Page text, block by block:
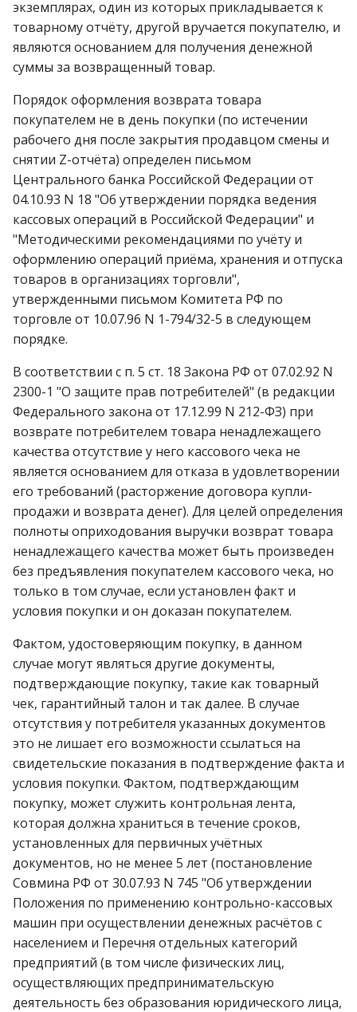
2023)
Реестр документов
Реестр документов
розничного склада
Реестр приходов от
поставщика
Реестр розничных цен
Справка о погрешности к
ТО
Статотчёт по группам
товара (Генератор)
Формы 7-МЗ, 11-МЗ
операции»
Модуль «Торговые
технологии»
Работа с остатками
Работа со сроками
Работа с фасовкой
товара
Справочники
Услуги
Учет кассовых операций
Экспорт-импорт
данных
экземплярах, один из которых прикладывается к
товарному отчёту, другой вручается покупателю, и
являются основанием для получения денежной
суммы за возвращенный товар.
Порядок оформления возврата товара
покупателем не в день покупки (по истечении
рабочего дня после закрытия продавцом смены и
снятии Z-отчёта) определен письмом
Центрального банка Российской Федерации от
04.10.93 N 18 "Об утверждении порядка ведения
кассовых операций в Российской Федерации" и
"Методическими рекомендациями по учёту и
оформлению операций приёма, хранения и отпуска
товаров в организациях торговли",
утвержденными письмом Комитета РФ по
торговле от 10.07.96 N 1-794/32-5 в следующем
порядке.
В соответствии с п. 5 ст. 18 Закона РФ от 07.02.92 N
2300-1 "О защите прав потребителей" (в редакции
Федерального закона от 17.12.99 N 212-ФЗ) при
возврате потребителем товара ненадлежащего
качества отсутствие у него кассового чека не
является основанием для отказа в удовлетворении
его требований (расторжение договора купли-
продажи и возврата денег). Для целей определения
полноты оприходования выручки возврат товара
ненадлежащего качества может быть произведен
без предъявления покупателем кассового чека, но
только в том случае, если установлен факт и
условия покупки и он доказан покупателем.
Фактом, удостоверяющим покупку, в данном
случае могут являться другие документы,
подтверждающие покупку, такие как товарный
чек, гарантийный талон и так далее. В случае
отсутствия у потребителя указанных документов
это не лишает его возможности ссылаться на
свидетельские показания в подтверждение факта и
условия покупки. Фактом, подтверждающим
покупку, может служить контрольная лента,
которая должна храниться в течение сроков,
установленных для первичных учётных
документов, но не менее 5 лет (постановление
Совмина РФ от 30.07.93 N 745 "Об утверждении
Положения по применению контрольно-кассовых
машин при осуществлении денежных расчётов с
населением и Перечня отдельных категорий
предприятий (в том числе физических лиц,
осуществляющих предпринимательскую
деятельность без образования юридического лица,